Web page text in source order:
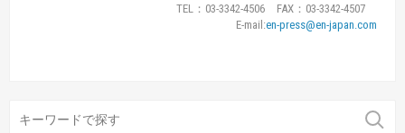
TEL：03-3342-4506 FAX：03-3342-4507
E-mail:en-press@en-japan.com